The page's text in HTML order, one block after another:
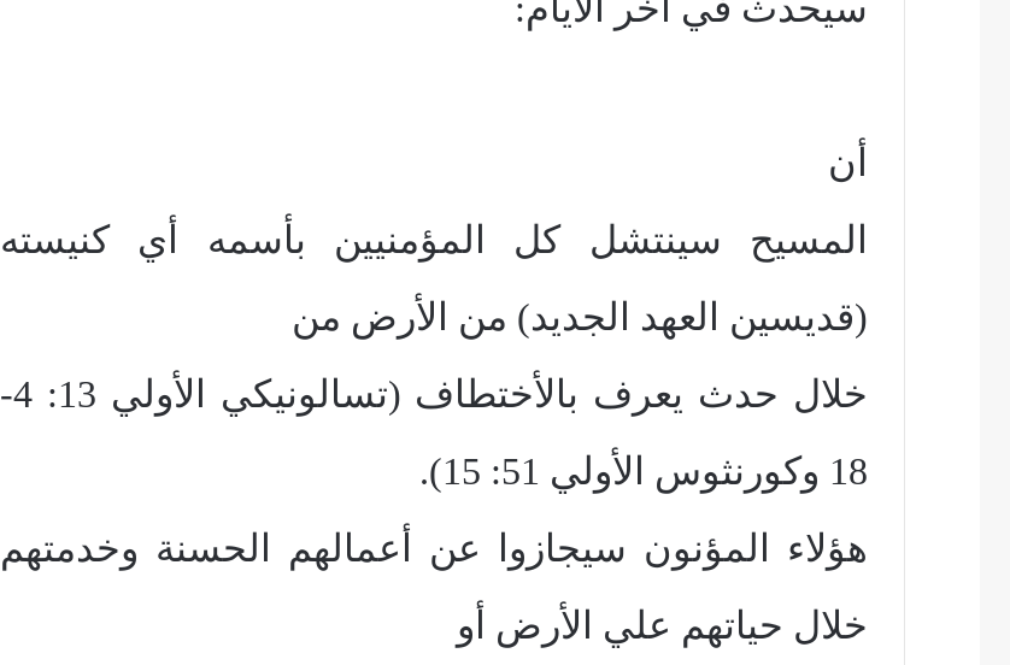
أن
المسيح سينتشل كل المؤمنيين بأسمه أي كنيسته
(قديسين العهد الجديد) من الأرض من
خلال حدث يعرف بالأختطاف (تسالونيكي الأولي 13: 4-
18 وكورنثوس الأولي 51: 15).
هؤلاء المؤنون سيجازوا عن أعمالهم الحسنة وخدمتهم
خلال حياتهم علي الأرض أو